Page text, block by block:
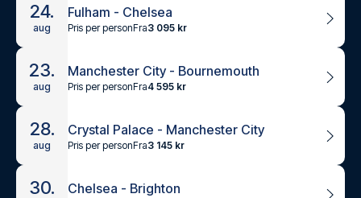
24.
aug
Fulham - Chelsea
Pris per personFra3 095 kr
23.
aug
Manchester City - Bournemouth
Pris per personFra4 595 kr
28.
aug
Crystal Palace - Manchester City
Pris per personFra3 145 kr
30. Chelsea - Brighton